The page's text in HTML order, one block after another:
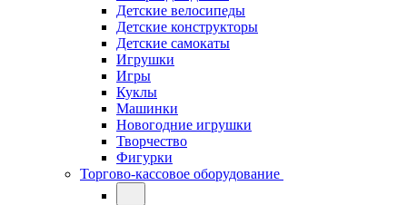
Детские велосипеды
Детские конструкторы
Детские самокаты
Игрушки
Игры
Куклы
Машинки
Новогодние игрушки
Творчество
Фигурки
Торгово-кассовое оборудование